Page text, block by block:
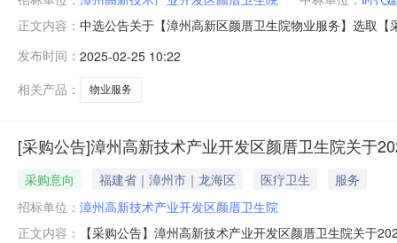
正文内容： 中选公告关于【漳州高新区颜厝卫生院物业服务】选取
（元）：3000元折扣率：1.00实际服务金额（元）：
业名称：漳州高新技
发布时间： 2025-02-25 10:22
相关产品：
物业服务
[采购公告]漳州高新技术产业开发区颜厝卫生院关于
采购意向 福建省｜漳州市｜龙海区 医疗卫生
服务
招标单位： 漳州高新技术产业开发区颜厝卫生院
正文内容：
【采购公告】漳州高新技术产业开发区颜厝卫生院关于